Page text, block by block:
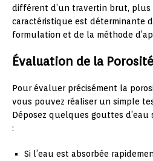
différent d’un travertin brut, plus
caractéristique est déterminante
formulation et de la méthode
Évaluation de la Porosité
Pour évaluer précisément la
vous pouvez réaliser un simple
Déposez quelques gouttes
:
Si l’eau est absorbée